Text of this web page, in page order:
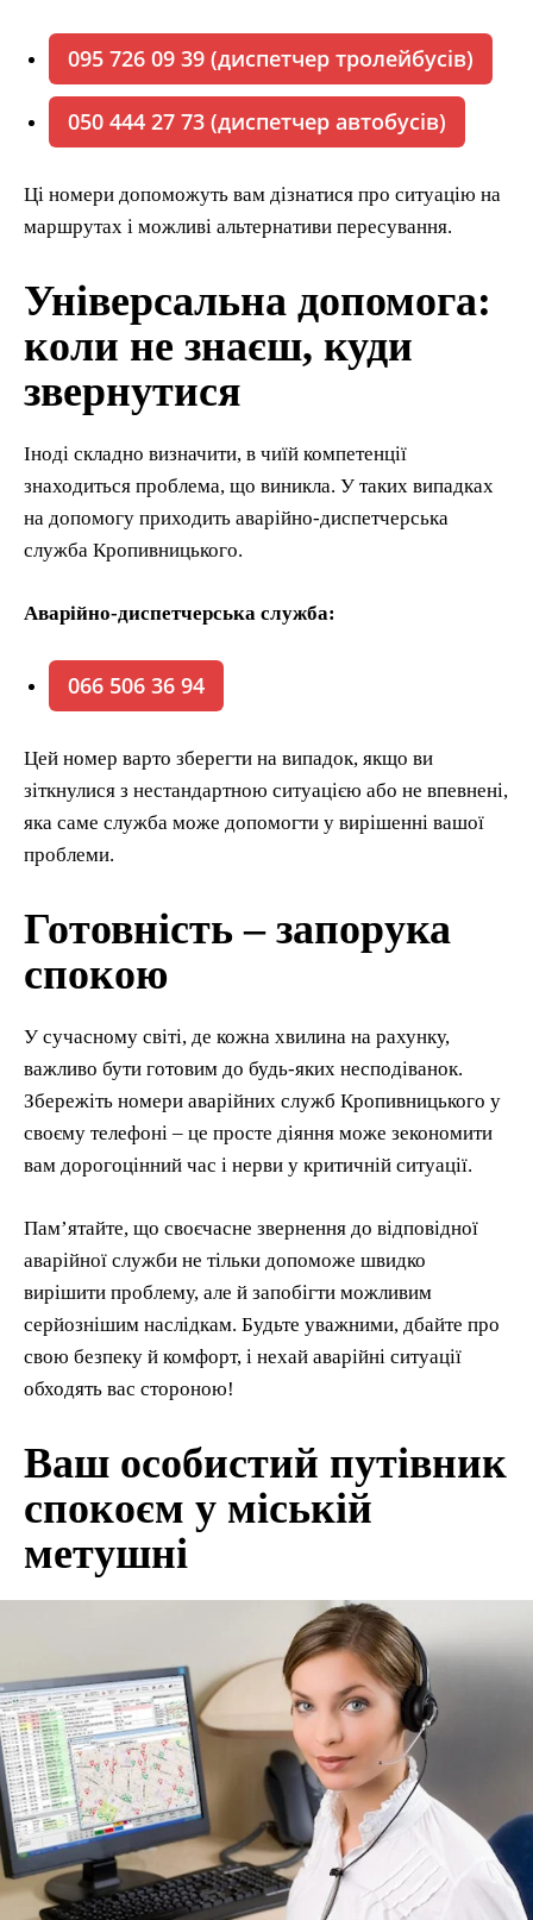
095 726 09 39 (диспетчер тролейбусів)
050 444 27 73 (диспетчер автобусів)
Ці номери допоможуть вам дізнатися про ситуацію на
маршрутах і можливі альтернативи пересування.
Універсальна допомога:
коли не знаєш, куди
звернутися
Іноді складно визначити, в чиїй компетенції
знаходиться проблема, що виникла. У таких випадках
на допомогу приходить аварійно-диспетчерська
служба Кропивницького.
Аварійно-диспетчерська служба:
066 506 36 94
Цей номер варто зберегти на випадок, якщо ви
зіткнулися з нестандартною ситуацією або не впевнені,
яка саме служба може допомогти у вирішенні вашої
проблеми.
Готовність – запорука
спокою
У сучасному світі, де кожна хвилина на рахунку,
важливо бути готовим до будь-яких несподіванок.
Збережіть номери аварійних служб Кропивницького у
своєму телефоні – це просте діяння може зекономити
вам дорогоцінний час і нерви у критичній ситуації.
Пам’ятайте, що своєчасне звернення до відповідної
аварійної служби не тільки допоможе швидко
вирішити проблему, але й запобігти можливим
серйознішим наслідкам. Будьте уважними, дбайте про
свою безпеку й комфорт, і нехай аварійні ситуації
обходять вас стороною!
Ваш особистий путівник
спокоєм у міській
метушні